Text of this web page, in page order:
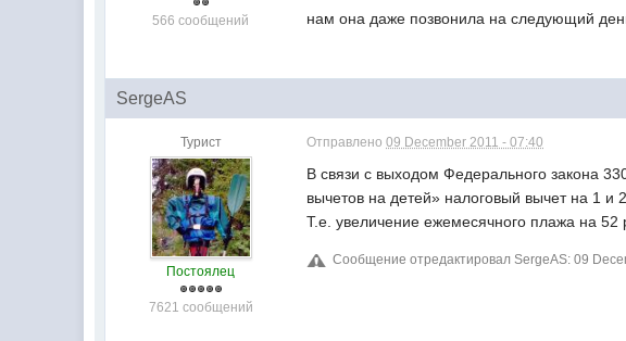
566 сообщений нам она даже позвонила на следующий
SergeAS
Турист
Постоялец
7621 сообщений
Отправлено09 December 2011 - 07:40
В связи с выходом Федерального закона
вычетов на детей» налоговый вычет на 1 и
Т.е. увеличение ежемесячного плажа на 52
Сообщение отредактировал SergeAS: 09